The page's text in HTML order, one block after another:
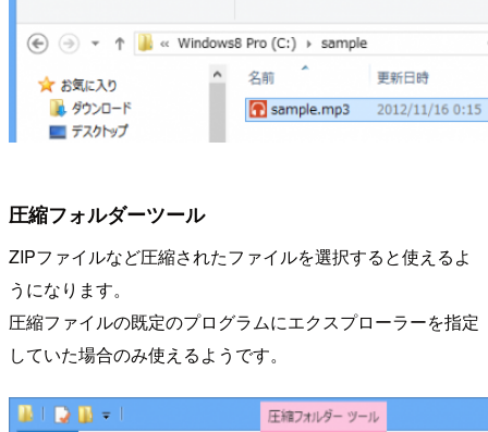
圧縮フォルダーツール
ZIPファイルなど圧縮されたファイルを選択すると使えるよ
うになります。
圧縮ファイルの既定のプログラムにエクスプローラーを指定
していた場合のみ使えるようです。